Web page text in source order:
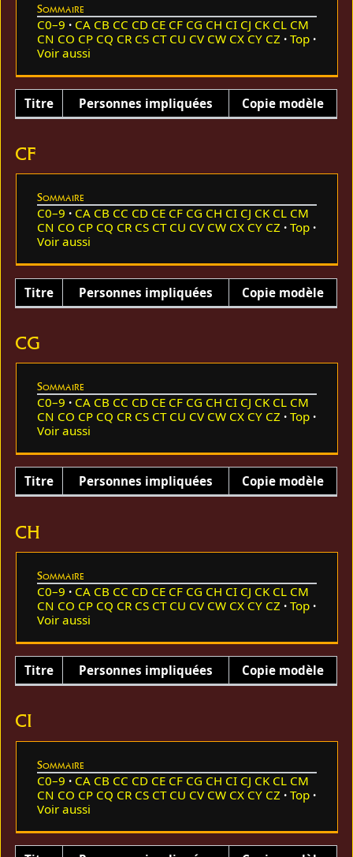
Sommaire
C0–9 CA CB CC CD CE CF CG CH CI CJ CK CL CM
CN CO CP CQ CR CS CT CU CV CW CX CY CZ
Top
Voir aussi
Titre Personnes impliquées Copie modèle
CF
Sommaire
C0–9 CA CB CC CD CE CF CG CH CI CJ CK CL CM
CN CO CP CQ CR CS CT CU CV CW CX CY CZ
Top
Voir aussi
Titre Personnes impliquées Copie modèle
CG
Sommaire
C0–9 CA CB CC CD CE CF CG CH CI CJ CK CL CM
CN CO CP CQ CR CS CT CU CV CW CX CY CZ
Top
Voir aussi
Titre Personnes impliquées Copie modèle
CH
Sommaire
C0–9 CA CB CC CD CE CF CG CH CI CJ CK CL CM
CN CO CP CQ CR CS CT CU CV CW CX CY CZ
Top
Voir aussi
Titre Personnes impliquées Copie modèle
CI
Sommaire
C0–9 CA CB CC CD CE CF CG CH CI CJ CK CL CM
CN CO CP CQ CR CS CT CU CV CW CX CY CZ
Top
Voir aussi